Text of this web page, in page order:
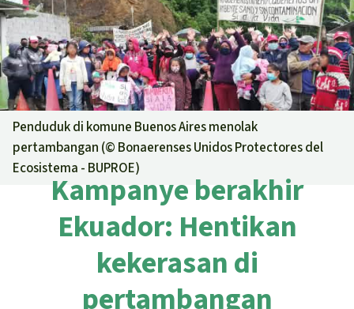
Petisi
Proyek
Topik
Topik kami
Biodiversitas
Pertambangan
Berita
Sukses dan Berita demi Hutan
Hujan
Updates
Cari
Donasi umum
Donasi untuk tema
Pelindungan hewan
Hutan hujan
Pembela hutan hujan
Donasi untuk wilayah
Asia Tenggara
Afrika
Amerika Latin
Penduduk di komune Buenos Aires menolak
pertambangan (© Bonaerenses Unidos Protectores del
Ecosistema - BUPROE)
Kampanye berakhir
Ekuador: Hentikan
kekerasan di
pertambangan